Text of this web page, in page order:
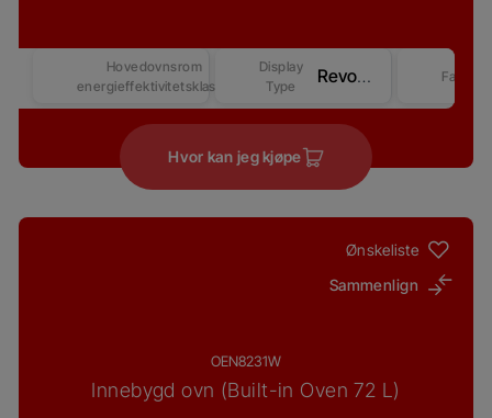
Hovedovnsrom
energieffektivitetsklasse
Display
Type
Revo Good+ Display (Beast) – Competitive-2 Farge
Hvor kan jeg kjøpe
Ønskeliste
Sammenlign
OEN8231W
Innebygd ovn (Built-in Oven 72 L)